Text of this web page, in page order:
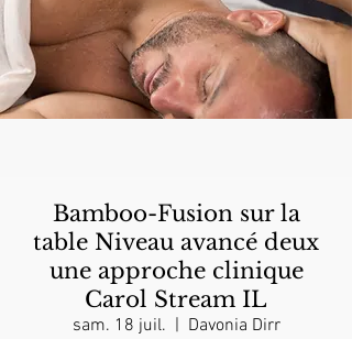
Bamboo-Fusion sur la
table Niveau avancé deux
une approche clinique
Carol Stream IL
sam. 18 juil.
  |
Davonia Dirr